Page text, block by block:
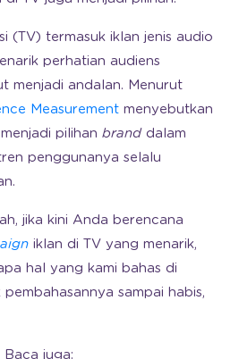
(TV) termasuk iklan jenis audio
perhatian audiens
menjadi andalan. Menurut
Measurement menyebutkan
pilihan brand dalam
penggunanya selalu
jika kini Anda berencana
iklan di TV yang menarik,
hal yang kami bahas di
sampai habis,
Baca juga: